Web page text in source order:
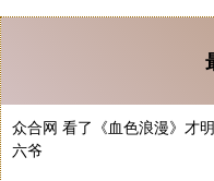
众合网 看了《血色浪漫》才
六爷